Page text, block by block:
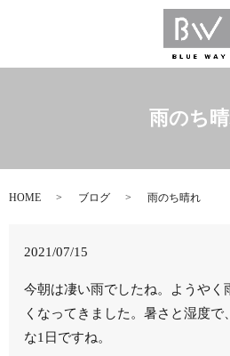
雨のち
HOME ブログ 雨のち晴れ
2021/07/15
今朝は凄い雨でしたね。ようやく
くなってきました。暑さと湿度で
な1日ですね。